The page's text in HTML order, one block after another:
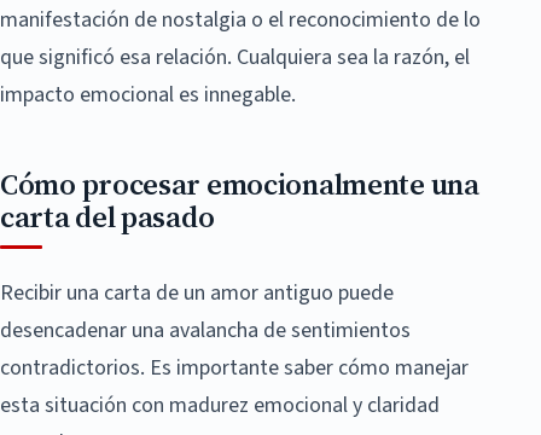
manifestación de nostalgia o el reconocimiento de lo
que significó esa relación. Cualquiera sea la razón, el
impacto emocional es innegable.
Cómo procesar emocionalmente una
carta del pasado
Recibir una carta de un amor antiguo puede
desencadenar una avalancha de sentimientos
contradictorios. Es importante saber cómo manejar
esta situación con madurez emocional y claridad